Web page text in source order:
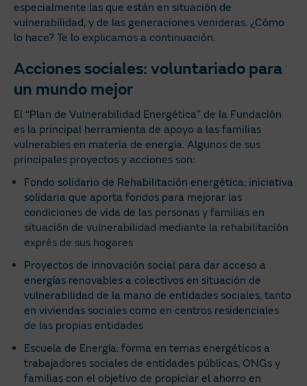
especialmente las que están en situación de
vulnerabilidad, y de las generaciones venideras. ¿Cómo
lo hace? Te lo explicamos a continuación.
Acciones sociales: voluntariado para
un mundo mejor
El “Plan de Vulnerabilidad Energética” de la Fundación
es la principal herramienta de apoyo a las familias
vulnerables en materia de energía. Algunos de sus
principales proyectos y acciones son:
Fondo solidario de Rehabilitación energética: iniciativa
solidaria que aporta fondos para mejorar las
condiciones de vida de las personas y familias en
situación de vulnerabilidad mediante la rehabilitación
exprés de sus hogares
Proyectos de innovación social para dar acceso a
energías renovables a colectivos en situación de
vulnerabilidad de la mano de entidades sociales, tanto
en viviendas sociales como en centros residenciales
de las propias entidades
Escuela de Energía: forma en temas energéticos a
trabajadores sociales de entidades públicas, ONGs y
familias con el objetivo de propiciar el ahorro en